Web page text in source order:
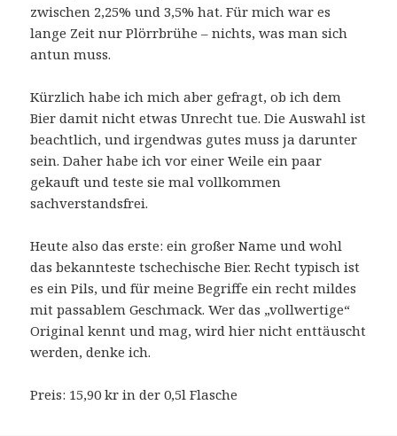
zwischen 2,25% und 3,5% hat. Für mich war es
lange Zeit nur Plörrbrühe – nichts, was man sich
antun muss.
Kürzlich habe ich mich aber gefragt, ob ich dem
Bier damit nicht etwas Unrecht tue. Die Auswahl ist
beachtlich, und irgendwas gutes muss ja darunter
sein. Daher habe ich vor einer Weile ein paar
gekauft und teste sie mal vollkommen
sachverstandsfrei.
Heute also das erste: ein großer Name und wohl
das bekannteste tschechische Bier. Recht typisch ist
es ein Pils, und für meine Begriffe ein recht mildes
mit passablem Geschmack. Wer das „vollwertige“
Original kennt und mag, wird hier nicht enttäuscht
werden, denke ich.
Preis: 15,90 kr in der 0,5l Flasche